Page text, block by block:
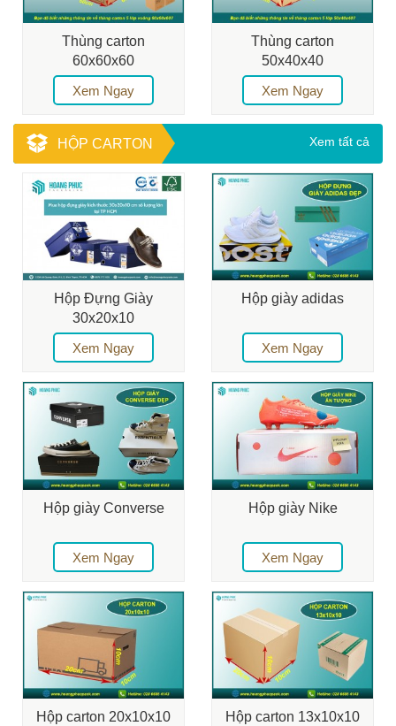
Thùng carton
60x60x60
Xem Ngay
Thùng carton
50x40x40
Xem Ngay
HỘP CARTON Xem tất cả
Hộp Đựng Giày
30x20x10
Xem Ngay
Hộp giày adidas
Xem Ngay
Hộp giày Converse
Xem Ngay
Hộp giày Nike
Xem Ngay
Hộp carton 20x10x10 Hộp carton 13x10x10